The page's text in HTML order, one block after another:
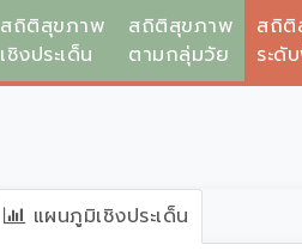
สถิติสุขภาพ
เชิงประเด็น
สถิติสุขภาพ
ตามกลุ่มวัย
สถิติ
ระดั
แผนภูมิเชิงประเด็น